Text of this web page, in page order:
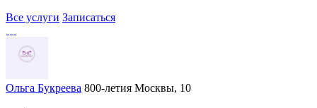
Все услуги Записаться
Ольга Букреева 800-летия Москвы, 10